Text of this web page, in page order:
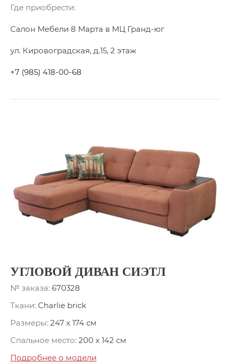
Где приобрести:
Салон Мебели 8 Марта в МЦ Гранд-юг
ул. Кировоградская, д.15, 2 этаж
+7 (985) 418-00-68
УГЛОВОЙ ДИВАН СИЭТЛ
№ заказа: 670328
Ткани: Charlie brick
Размеры: 247 x 174 см
Спальное место: 200 x 142 см
Подробнее о модели